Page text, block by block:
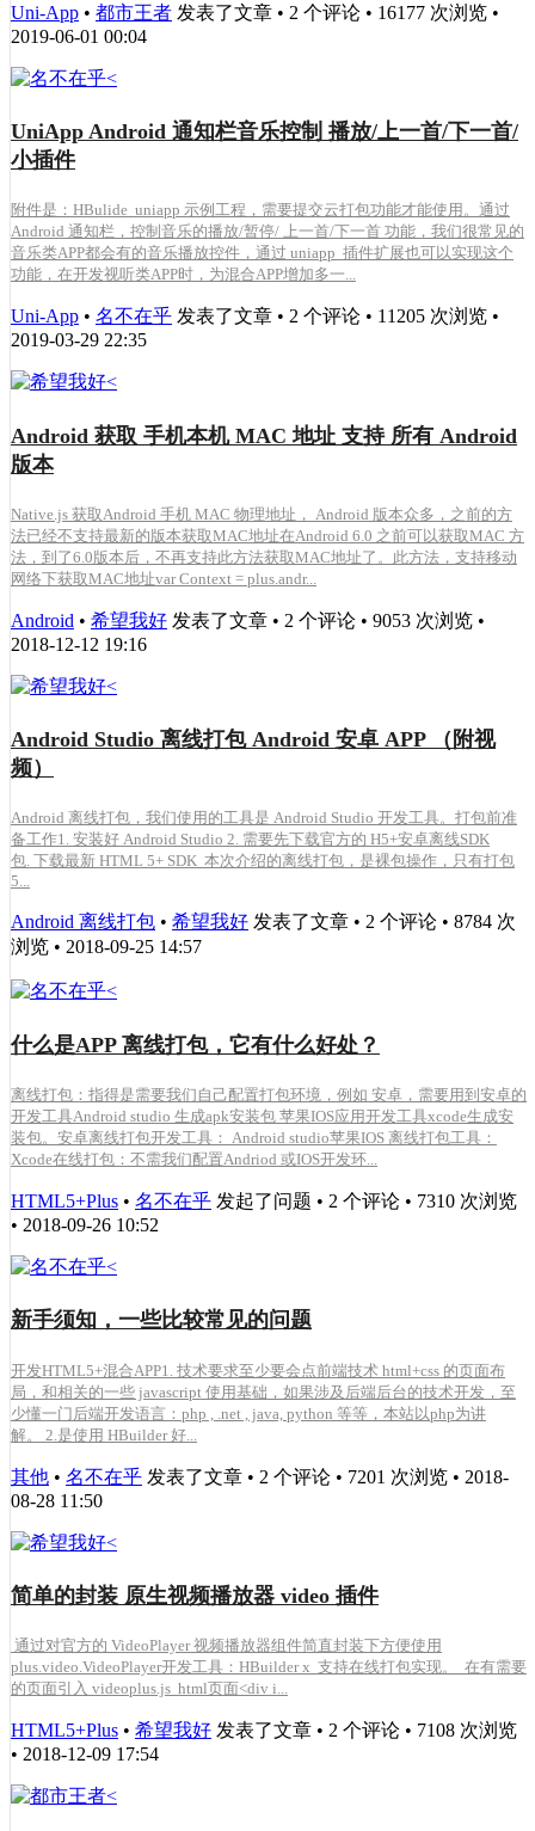
Uni-App • 都市王者 发表了文章 • 2 个评论 • 16177 次浏览 •
2019-06-01 00:04
UniApp Android 通知栏音乐控制 播放/上一首/下一首/
小插件
附件是：HBulide uniapp 示例工程，需要提交云打包功能才能使用。通过
Android 通知栏，控制音乐的播放/暂停/ 上一首/下一首 功能，我们很常见的
音乐类APP都会有的音乐播放控件，通过 uniapp 插件扩展也可以实现这个
功能，在开发视听类APP时，为混合APP增加多一...
Uni-App • 名不在乎 发表了文章 • 2 个评论 • 11205 次浏览 •
2019-03-29 22:35
Android 获取 手机本机 MAC 地址 支持 所有 Android
版本
Native.js 获取Android 手机 MAC 物理地址， Android 版本众多，之前的方
法已经不支持最新的版本获取MAC地址在Android 6.0 之前可以获取MAC 方
法，到了6.0版本后，不再支持此方法获取MAC地址了。此方法，支持移动
网络下获取MAC地址var Context = plus.andr...
Android • 希望我好 发表了文章 • 2 个评论 • 9053 次浏览 •
2018-12-12 19:16
Android Studio 离线打包 Android 安卓 APP （附视
频）
Android 离线打包，我们使用的工具是 Android Studio 开发工具。打包前准
备工作1. 安装好 Android Studio 2. 需要先下载官方的 H5+安卓离线SDK
包. 下载最新 HTML 5+ SDK 本次介绍的离线打包，是裸包操作，只有打包
5...
Android 离线打包 • 希望我好 发表了文章 • 2 个评论 • 8784 次
浏览 • 2018-09-25 14:57
什么是APP 离线打包，它有什么好处？
离线打包：指得是需要我们自己配置打包环境，例如 安卓，需要用到安卓的
开发工具Android studio 生成apk安装包 苹果IOS应用开发工具xcode生成安
装包。安卓离线打包开发工具： Android studio苹果IOS 离线打包工具：
Xcode在线打包：不需我们配置Andriod 或IOS开发环...
HTML5+Plus • 名不在乎 发起了问题 • 2 个评论 • 7310 次浏览
• 2018-09-26 10:52
新手须知，一些比较常见的问题
开发HTML5+混合APP1. 技术要求至少要会点前端技术 html+css 的页面布
局，和相关的一些 javascript 使用基础，如果涉及后端后台的技术开发，至
少懂一门后端开发语言：php , .net , java, python 等等，本站以php为讲
解。 2.是使用 HBuilder 好...
其他 • 名不在乎 发表了文章 • 2 个评论 • 7201 次浏览 • 2018-
08-28 11:50
简单的封装 原生视频播放器 video 插件
通过对官方的 VideoPlayer 视频播放器组件简直封装下方便使用
plus.video.VideoPlayer开发工具：HBuilder x 支持在线打包实现。 在有需要
的页面引入 videoplus.js html页面<div i...
HTML5+Plus • 希望我好 发表了文章 • 2 个评论 • 7108 次浏览
• 2018-12-09 17:54